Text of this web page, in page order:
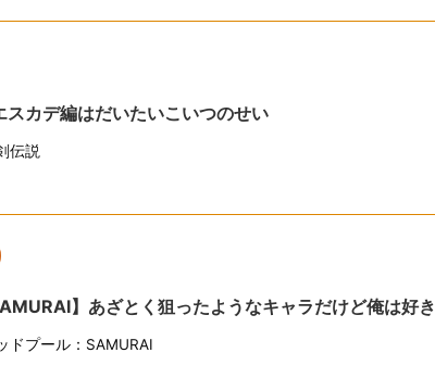
スカデ編はだいたいこいつのせい
伝説
】あざとく狙ったようなキャラだけど俺は好き
ドプール：SAMURAI